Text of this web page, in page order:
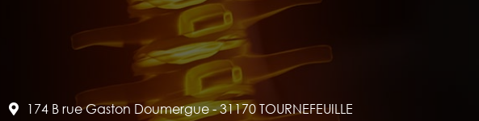
174 B rue Gaston Doumergue -31170 TOURNEFEUILLE